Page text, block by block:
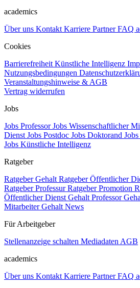
academics
Über uns Kontakt Karriere PartnerFAQ
Cookies
Barrierefreiheit Künstliche Intelligenz
Nutzungsbedingungen
Veranstaltungshinweise & AGB
Vertrag widerrufen
Jobs
Jobs ProfessorJobs Wissenschaftlicher
Dienst Jobs Postdoc Jobs Doktorand
Jobs Künstliche Intelligenz
Ratgeber
Ratgeber Gehalt Ratgeber Öffentlicher
Ratgeber ProfessurRatgeber Promotion
Öffentlicher Dienst Gehalt Professor
Mitarbeiter Gehalt News
Für Arbeitgeber
Stellenanzeige schalten Mediadaten AGB
academics
Über uns Kontakt Karriere PartnerFAQ